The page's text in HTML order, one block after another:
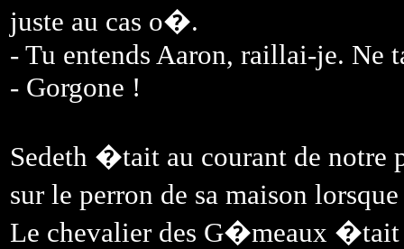
juste au cas o�.
- Tu entends Aaron, raillai-je. Ne
- Gorgone !
Sedeth �tait au courant de notre
sur le perron de sa maison
Le chevalier des G�meaux �tait